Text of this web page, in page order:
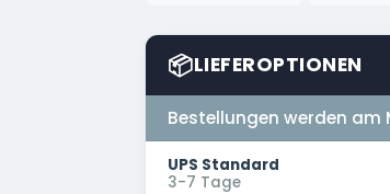
📦LIEFEROPTIONEN
Bestellungen werden
UPS Standard
3-7 Tage